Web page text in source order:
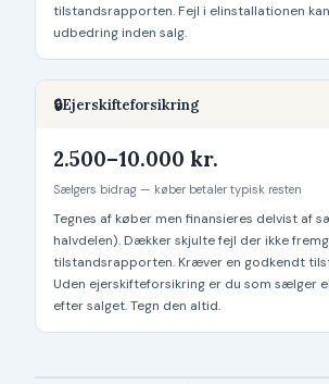
tilstandsrapporten. Fejl i elinstallationen
udbedring inden salg.
🔒Ejerskifteforsikring
2.500–10.000 kr.
Sælgers bidrag — køber betaler typisk resten
Tegnes af køber men finansieres delvist af
halvdelen). Dækker skjulte fejl der ikke
tilstandsrapporten. Kræver en godkendt
Uden ejerskifteforsikring er du som sælger
efter salget. Tegn den altid.